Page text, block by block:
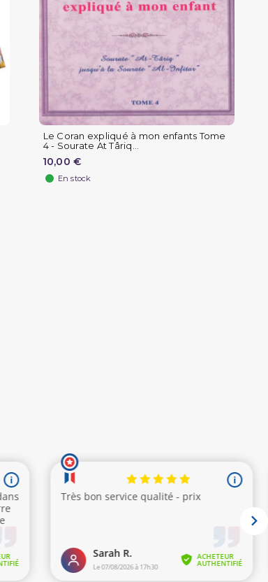
Le Coran expliqué à mon enfants Tome
4 - Sourate At Târiq...
10,00 €
En stock